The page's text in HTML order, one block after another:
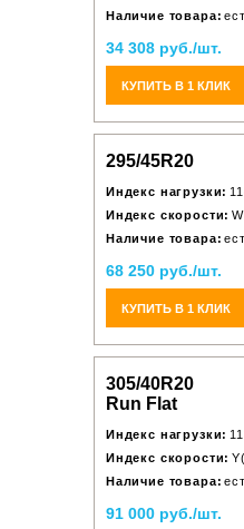
Наличие товара:
34 308 руб./шт.
КУПИТЬ В 1 КЛИК
295/45R20
Индекс нагрузки:
Индекс скорости:
Наличие товара:
68 250 руб./шт.
КУПИТЬ В 1 КЛИК
305/40R20
Run Flat
Индекс нагрузки:
Индекс скорости:
Наличие товара:
91 000 руб./шт.